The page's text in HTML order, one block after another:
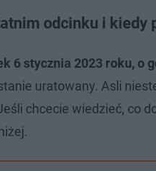
odcinku i kiedy
6 stycznia 2023 roku, o
uratowany. Asli
chcecie wiedzieć, co